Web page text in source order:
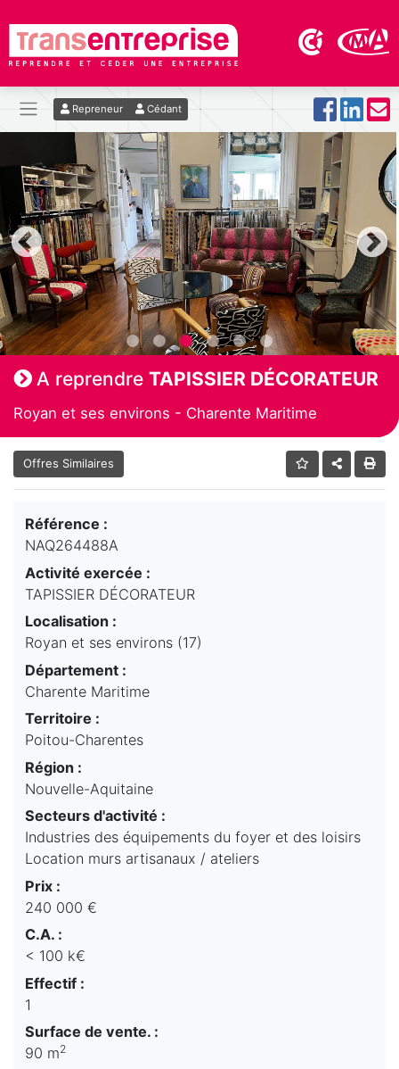
Repreneur Cédant
A reprendre TAPISSIER DÉCORATEUR
Royan et ses environs - Charente Maritime
Offres Similaires
Référence :
NAQ264488A
Activité exercée :
TAPISSIER DÉCORATEUR
Localisation :
Royan et ses environs (17)
Département :
Charente Maritime
Territoire :
Poitou-Charentes
Région :
Nouvelle-Aquitaine
Secteurs d'activité :
Industries des équipements du foyer et des loisirs
Location murs artisanaux / ateliers
Prix :
240 000 €
C.A. :
< 100 k€
Effectif :
1
Surface de vente. :
90 m2